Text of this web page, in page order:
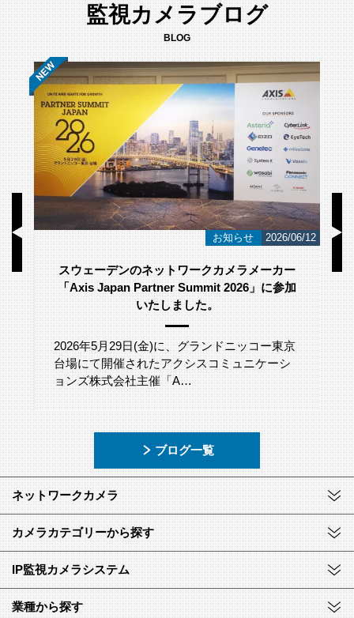
監視カメラブログ
BLOG
23 お知らせ 2026/06/12
スウェーデンのネットワークカメラメーカー
「Axis Japan Partner Summit 2026」に参加
いたしました。
2026年5月29日(金)に、グランドニッコー東京
台場にて開催されたアクシスコミュニケーシ
ョンズ株式会社主催「A…
ブログ一覧
ネットワークカメラ
カメラカテゴリーから探す
IP監視カメラシステム
業種から探す